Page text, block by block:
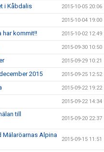
i Kåbdalis 2015-10-05 20:06
2015-10-04 19:00
har kommit!! 2015-10-02 12:49
2015-09-30 10:50
2015-09-29 10:21
2015 2015-09-25 12:52
2015-09-22 19:22
2015-09-22 14:34
till
2015-09-20 22:37
Mälaröarnas Alpina
2015-09-15 11:51